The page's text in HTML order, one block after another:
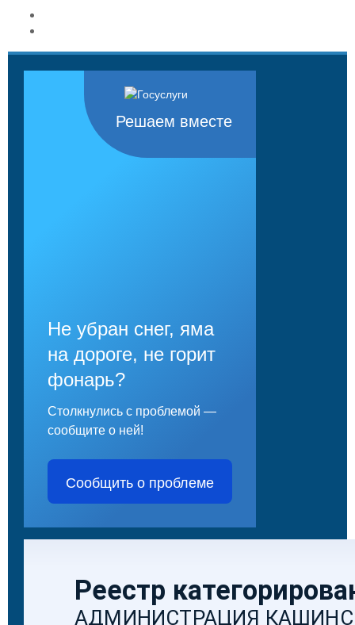
Решаем вместе
Не убран снег, яма
на дороге, не горит
фонарь?
Столкнулись с проблемой —
сообщите о ней!
Сообщить о проблеме